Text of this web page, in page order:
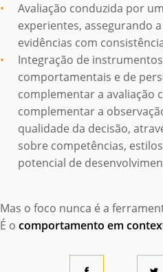
Avaliação conduzida por
experientes, assegurando
evidências com
Integração de
comportamentais e de
complementar a avaliação
complementar a
qualidade da decisão,
sobre competências,
potencial de
Mas o foco nunca é a
É o comportamento em